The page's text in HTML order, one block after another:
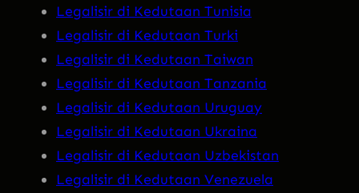
Legalisir di Kedutaan Tunisia
Legalisir di Kedutaan Turki
Legalisir di Kedutaan Taiwan
Legalisir di Kedutaan Tanzania
Legalisir di Kedutaan Uruguay
Legalisir di Kedutaan Ukraina
Legalisir di Kedutaan Uzbekistan
Legalisir di Kedutaan Venezuela